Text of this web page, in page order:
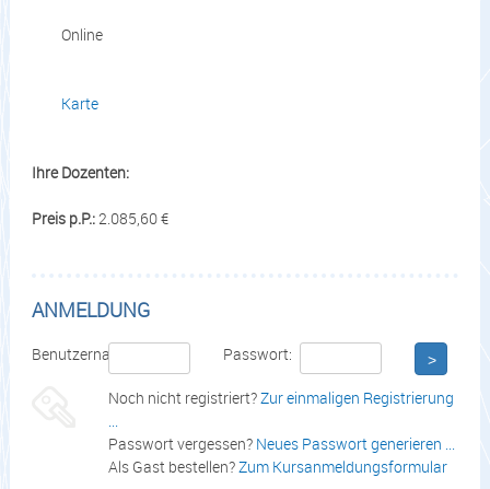
Online
Karte
Ihre Dozenten:
Preis p.P.:2.085,60 €
ANMELDUNG
Benutzername: Passwort: >
Noch nicht registriert?Zur einmaligen Registrierung
Passwort vergessen? Neues Passwort generieren ...
Als Gast bestellen?Zum Kursanmeldungsformular